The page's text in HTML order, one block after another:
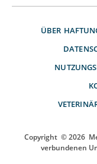
ÜBER
Copyright © 2026
verbundenen